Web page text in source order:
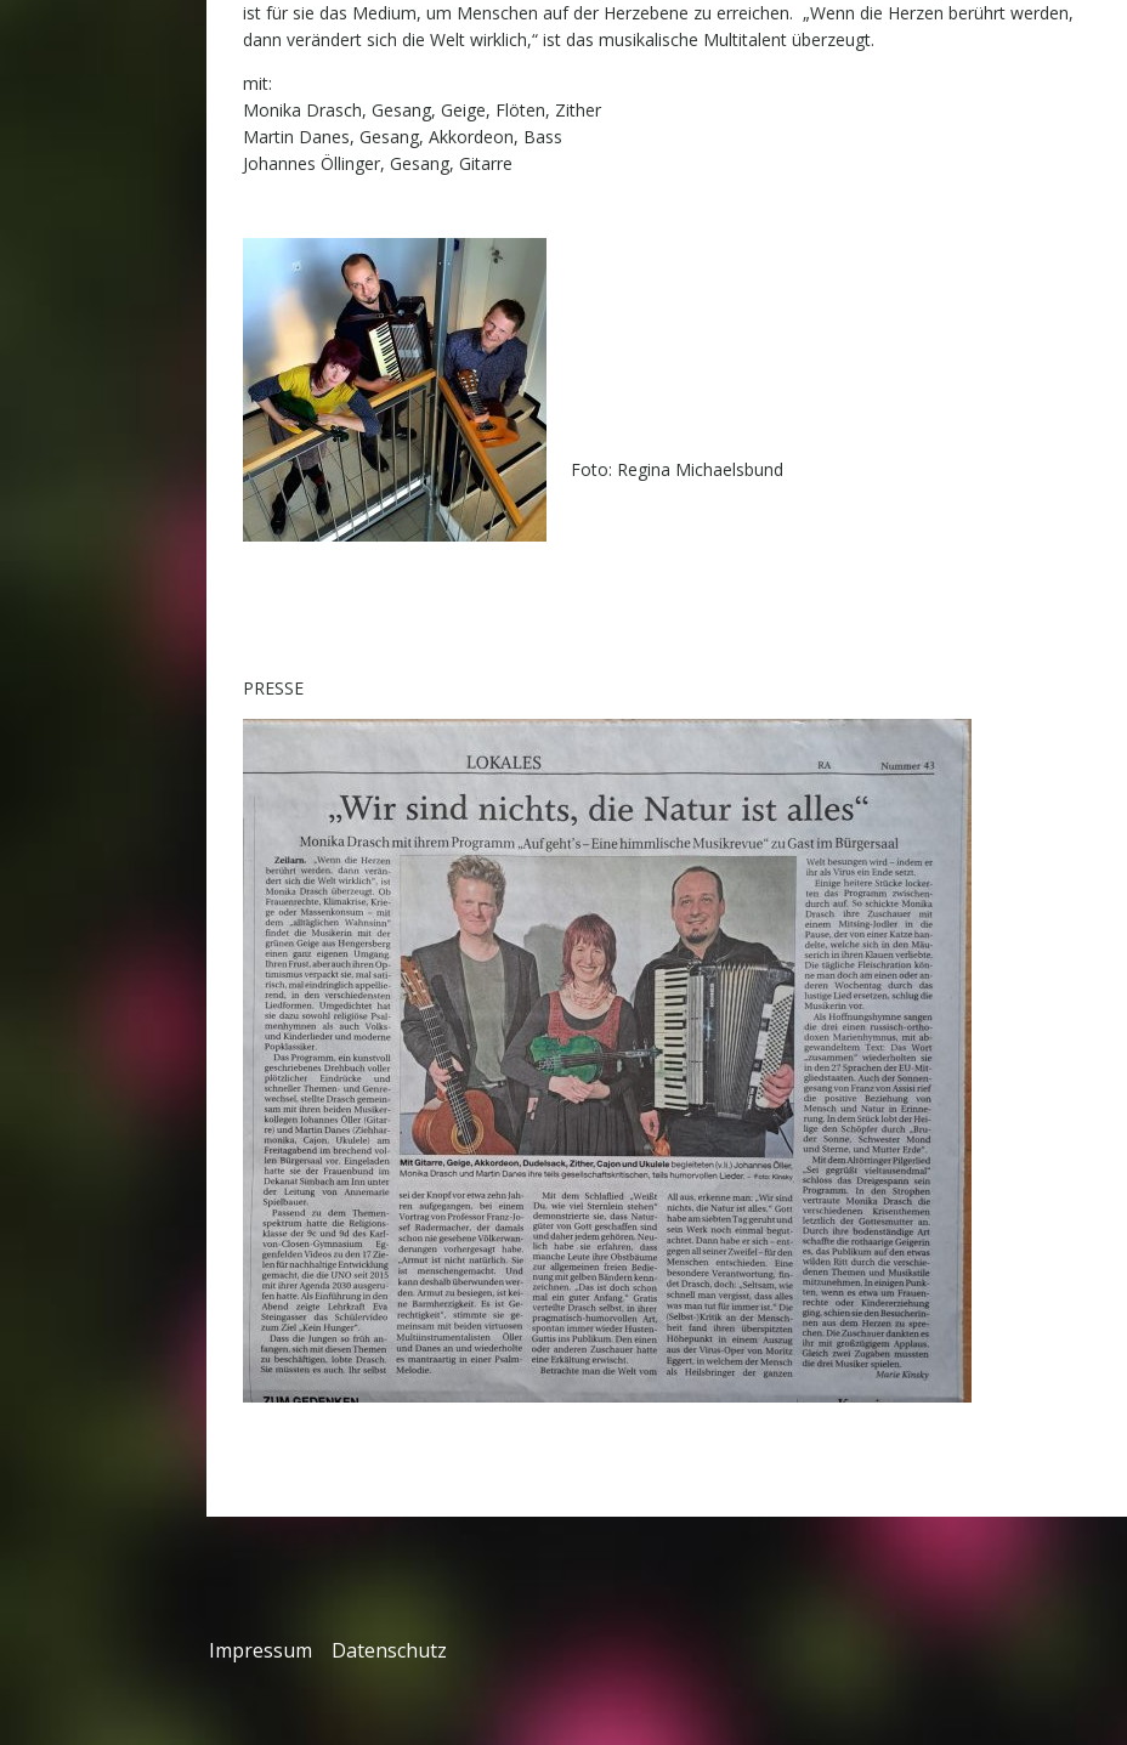
ist für sie das Medium, um Menschen auf der Herzebene zu erreichen. „Wenn die Herzen berührt werden,
dann verändert sich die Welt wirklich,“ ist das musikalische Multitalent überzeugt.
mit:
Monika Drasch, Gesang, Geige, Flöten, Zither
Martin Danes, Gesang, Akkordeon, Bass
Johannes Öllinger, Gesang, Gitarre
Foto: Regina Michaelsbund
PRESSE
Impressum Datenschutz